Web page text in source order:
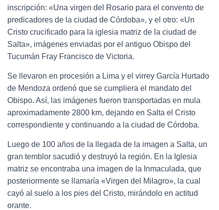
inscripción: «Una virgen del Rosario para el convento de
predicadores de la ciudad de Córdoba», y el otro: «Un
Cristo crucificado para la iglesia matriz de la ciudad de
Salta», imágenes enviadas por el antiguo Obispo del
Tucumán Fray Francisco de Victoria.
Se llevaron en procesión a Lima y el virrey García Hurtado
de Mendoza ordenó que se cumpliera el mandato del
Obispo. Así, las imágenes fueron transportadas en mula
aproximadamente 2800 km, dejando en Salta el Cristo
correspondiente y continuando a la ciudad de Córdoba.
Luego de 100 años de la llegada de la imagen a Salta, un
gran temblor sacudió y destruyó la región. En la Iglesia
matriz se encontraba una imagen de la Inmaculada, que
posteriormente se llamaría «Virgen del Milagro», la cual
cayó al suelo a los pies del Cristo, mirándolo en actitud
orante.